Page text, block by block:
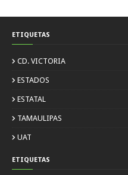
ETIQUETAS
CD. VICTORIA
ESTADOS
ESTATAL
TAMAULIPAS
UAT
ETIQUETAS